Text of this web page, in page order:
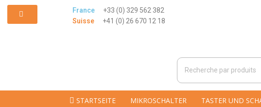
France
+33 (0) 329 562 382
Suisse
+41 (0) 26 670 12 18
STARTSEITE MIKROSCHALTER TASTER UND